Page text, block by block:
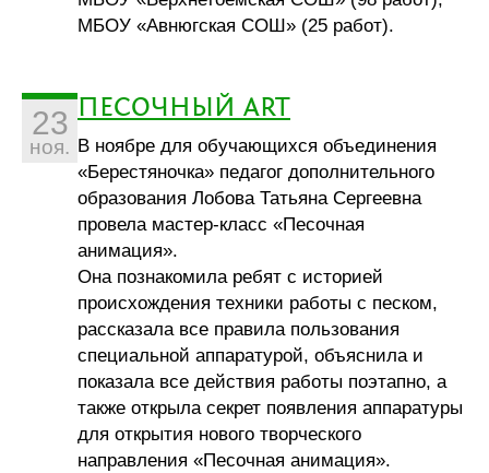
МБОУ «Авнюгская СОШ» (25 работ).
23
ноя.
ПЕСОЧНЫЙ ART
В ноябре для обучающихся объединения
«Берестяночка» педагог дополнительного
образования Лобова Татьяна Сергеевна
провела мастер-класс «Песочная
анимация».
Она познакомила ребят с историей
происхождения техники работы с песком,
рассказала все правила пользования
специальной аппаратурой, объяснила и
показала все действия работы поэтапно, а
также открыла секрет появления аппаратуры
для открытия нового творческого
направления «Песочная анимация».